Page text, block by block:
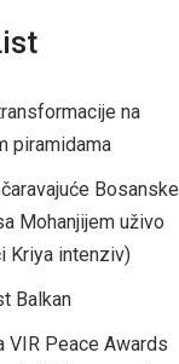
na
piramidama
Bosanske
Mohanjijem uživo
Kriya intenziv)
Balkan
VIR Peace Awards